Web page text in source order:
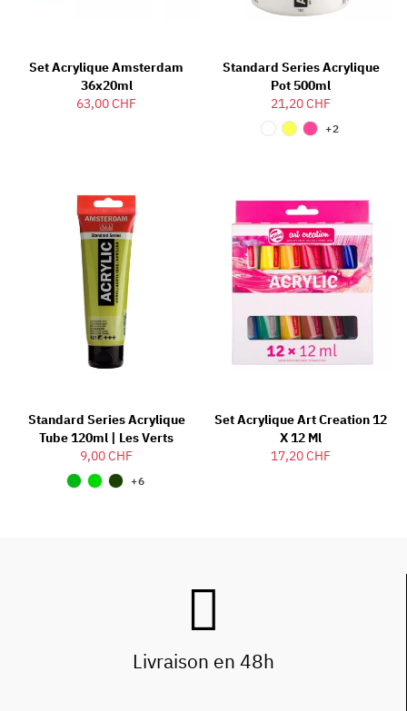
Set Acrylique Amsterdam
36x20ml
63,00 CHF
Standard Series Acrylique
Pot 500ml
21,20 CHF
+2
Standard Series Acrylique
Tube 120ml | Les Verts
9,00 CHF
+6
Set Acrylique Art Creation 12
X 12 Ml
17,20 CHF
Livraison en 48h